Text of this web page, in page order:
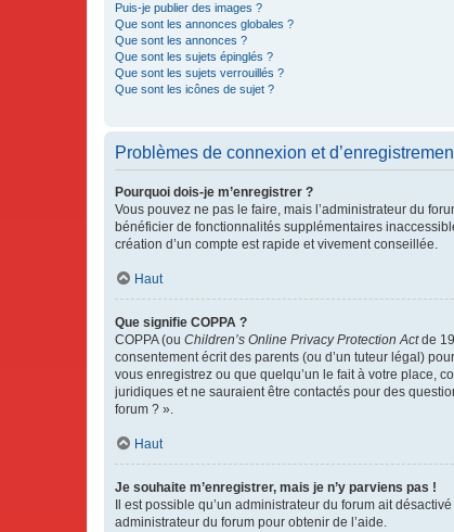
Puis-je publier des images ?
Que sont les annonces globales ?
Que sont les annonces ?
Que sont les sujets épinglés ?
Que sont les sujets verrouillés ?
Que sont les icônes de sujet ?
Problèmes de connexion et
Pourquoi dois-je m’enregistrer ?
Vous pouvez ne pas le faire, mais l’administrateur du
bénéficier de fonctionnalités supplémentaires
création d’un compte est rapide et vivement conseillée.
Haut
Que signifie COPPA ?
COPPA (ou Children’s Online Privacy Protection Actde
consentement écrit des parents (ou d’un tuteur légal)
vous enregistrez ou que quelqu’un le fait à votre place,
juridiques et ne sauraient être contactés pour des
forum ? ».
Haut
Je souhaite m’enregistrer, mais je n’y parviens pas !
Il est possible qu’un administrateur du forum ait
administrateur du forum pour obtenir de l’aide.